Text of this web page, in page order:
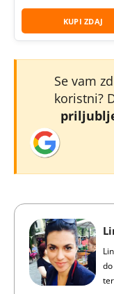
KUPI ZDAJ
Se vam
koristni?